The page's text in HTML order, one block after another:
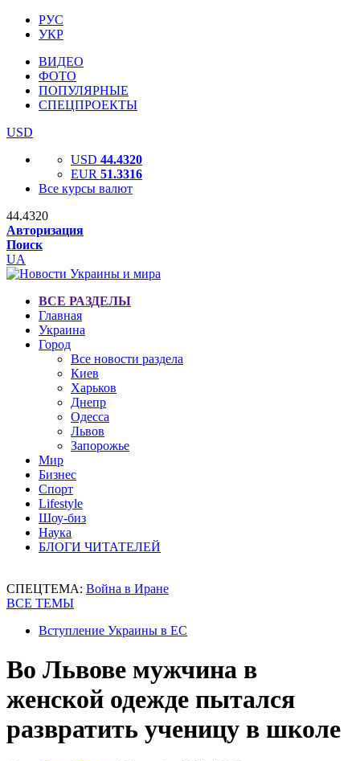
РУС
УКР
ВИДЕО
ФОТО
ПОПУЛЯРНЫЕ
СПЕЦПРОЕКТЫ
USD
USD 44.4320
EUR 51.3316
Все курсы валют
44.4320
Авторизация
Поиск
UA
ВСЕ РАЗДЕЛЫ
Главная
Украина
Город
Все новости раздела
Киев
Харьков
Днепр
Одесса
Львов
Запорожье
Мир
Бизнес
Спорт
Lifestyle
Шоу-биз
Наука
БЛОГИ ЧИТАТЕЛЕЙ
СПЕЦТЕМА: Война в Иране
ВСЕ ТЕМЫ
Вступление Украины в ЕС
Во Львове мужчина в
женской одежде пытался
развратить ученицу в школе